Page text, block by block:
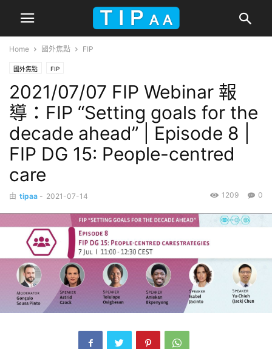
Home 國外焦點 FIP
國外焦點 FIP
2021/07/07 FIP Webinar 報
導：FIP “Setting goals for the
decade ahead” | Episode 8 |
FIP DG 15: People-centred
care
由 tipaa - 2021-07-14 0
1209